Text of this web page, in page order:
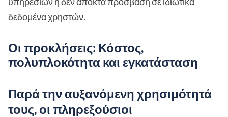
δεδομένα χρηστών.
Οι προκλήσεις: Κόστος,
πολυπλοκότητα και εγκατάσταση
Παρά την αυξανόμενη χρησιμότητά
τους, οι πληρεξούσιοι